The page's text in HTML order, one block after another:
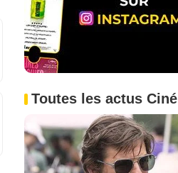
Toutes les actus Ciné